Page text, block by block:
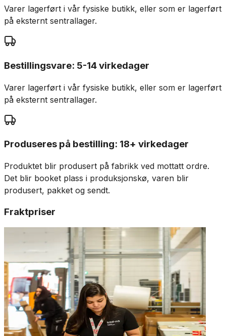
Varer lagerført i vår fysiske butikk, eller som er lagerført
på eksternt sentrallager.
Bestillingsvare: 5-14 virkedager
Varer lagerført i vår fysiske butikk, eller som er lagerført
på eksternt sentrallager.
Produseres på bestilling: 18+ virkedager
Produktet blir produsert på fabrikk ved mottatt ordre.
Det blir booket plass i produksjonskø, varen blir
produsert, pakket og sendt.
Fraktpriser